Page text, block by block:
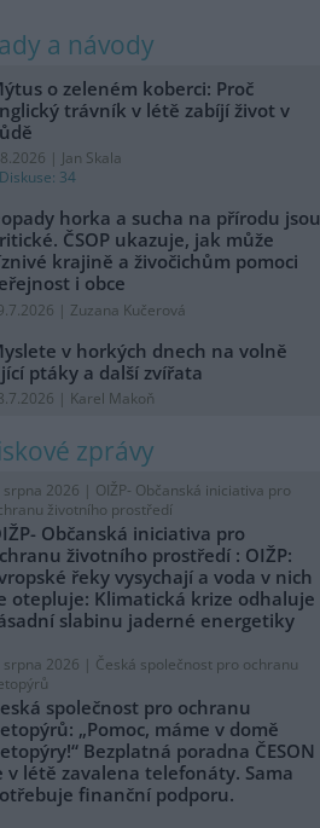
a návody
o zeleném koberci: Proč
trávník v létě zabíjí život v
| Jan Skala
Diskuse: 34
horka a sucha na přírodu jsou
ČSOP ukazuje, jak může
krajině a živočichům pomoci
i obce
| Zuzana Kučerová
v horkých dnech na volně
ptáky a další zvířata
| Karel Makoň
zprávy
srpna 2026 | OIŽP- Občanská iniciativa pro
životního prostředí
Občanská iniciativa pro
životního prostředí : OIŽP:
řeky vysychají a voda v nich
otepluje: Klimatická krize odhaluje
slabinu jaderné energetiky
srpna 2026 | Česká společnost pro ochranu
společnost pro ochranu
„Pomoc, máme v domě
Bezplatná poradna ČESON
v létě zavalena telefonáty. Sama
finanční podporu.